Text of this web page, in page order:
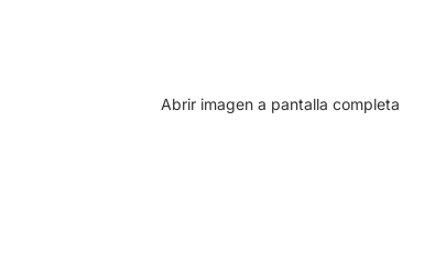
Abrir imagen a pantalla completa